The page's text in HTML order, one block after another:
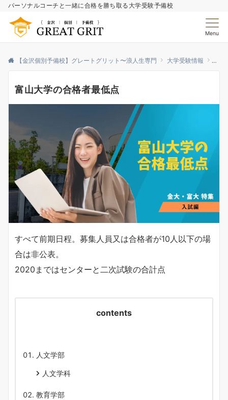
パーソナルコーチと一緒に合格を勝ち取る大学受験予備校
Menu
【金沢個別予備校】グレートグリット〜浪人生専門 大学受験情報 富山
富山大学の合格者最低点
すべて前期日程。募集人員又は合格者が10人以下の場
合は非公表。
2020まではセンターと二次試験の合計点
contents
人文学部
人文学科
教育学部